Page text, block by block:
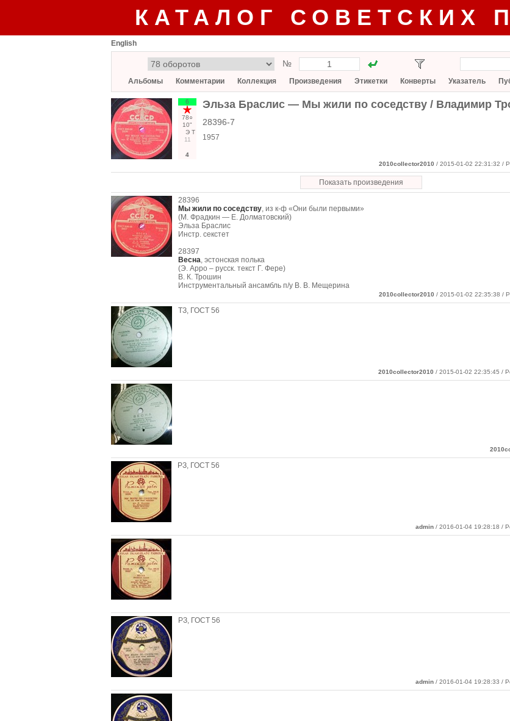
КАТАЛОГ СОВЕТСКИХ
English
№
Альбомы Комментарии Коллекция Произведения Этикетки Конверты Указатель
6
78○
10"
Э Т
11
4
Эльза Браслис — Мы жили по соседству / Владимир
28396-7
1957
2010collector2010 / 2015-01-02 22:31:32 /
Показать произведения
28396
Мы жили по соседству, из к-ф «Они были первыми»
(М. Фрадкин — Е. Долматовский)
Эльза Браслис
Инстр. секстет
28397
Весна, эстонская полька
(Э. Арро – русск. текст Г. Фере)
В. К. Трошин
Инструментальный ансамбль п/у В. В. Мещерина
2010collector2010 / 2015-01-02 22:35:38 /
ТЗ, ГОСТ 56
2010collector2010 / 2015-01-02 22:35:45 /
РЗ, ГОСТ 56
admin / 2016-01-04 19:28:18 /
РЗ, ГОСТ 56
admin / 2016-01-04 19:28:33 /